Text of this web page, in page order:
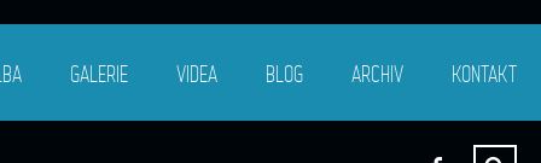
GALERIE VIDEA BLOG ARCHIV KONTAKT